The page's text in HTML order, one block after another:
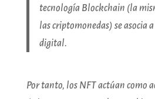
tecnología Blockchain (la
las criptomonedas) se asocia
digital.
Por tanto, los NFT actúan como